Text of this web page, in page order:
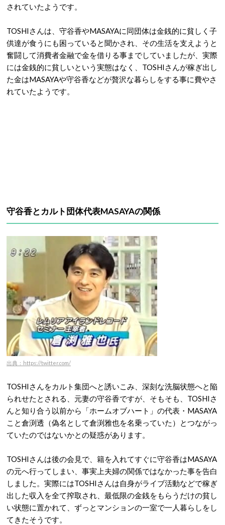
されていたようです。
TOSHIさんは、守谷香やMASAYAに同団体は金銭的に貧しく子
供達が食うにも困っていると聞かされ、その生活を支えようと
奮闘して消費者金融で金を借りる事までしていましたが、実際
には金銭的に貧しいという実態はなく、TOSHIさんが稼ぎ出し
た金はMASAYAや守谷香などが贅沢な暮らしをする事に費やさ
れていたようです。
守谷香とカルト団体代表MASAYAの関係
出典：https://twitter.com/
TOSHIさんをカルト集団へと誘いこみ、深刻な洗脳状態へと陥
られせたとされる、元妻の守谷香ですが、そもそも、TOSHIさ
んと知り合う以前から「ホームオブハート」の代表・MASAYA
こと倉渕透（偽名として倉渕雅也を名乗っていた）とつながっ
ていたのではないかとの疑惑があります。
TOSHIさんは後の会見で、籍を入れてすぐに守谷香はMASAYA
の元へ行ってしまい、事実上夫婦の関係ではなかった事を告白
しました。実際にはTOSHIさんは自身がライブ活動などで稼ぎ
出した収入を全て搾取され、最低限の金銭をもらうだけの貧し
い状態に置かれて、ずっとマンションの一室で一人暮らしをし
てきたそうです。